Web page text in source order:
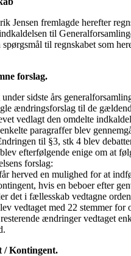
Jensen fremlagde herefter
til
til regnskabet som
forslag.
sidste års
ændringsforslag til de
vedlagt den omdelte
paragraffer blev
til §3, stk 4 blev
efterfølgende enige om at
forslag:
herved en mulighed for at
hvis en beboer efter
det i fællesskab vedtagne
vedtaget med 22 stemmer for
ændringer vedtaget
/ Kontingent.